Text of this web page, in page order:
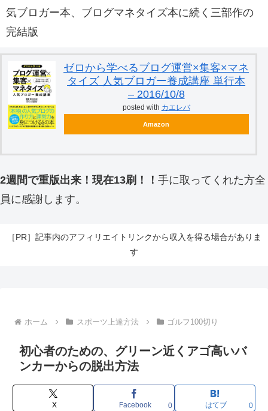
気ブロガー本、ブログマネタイズ本に続く三部作の
完結版
ゼロから学べるブログ運営×集客×マネ
タイズ 人気ブロガー養成講座 単行本
– 2016/10/8
posted with カエレバ
Amazon
2週間で重版出来！現在13刷！！ 手に取ってくれた方全
員に感謝します。
［PR］記事内のアフィリエイトリンクから収入を得る場合がありま
す
ホーム スポーツ上達方法 ゴルフ100切り
初心者のための、グリーン近くアゴ高いバ
ンカーからの脱出方法
X Facebook 0 はてブ 0